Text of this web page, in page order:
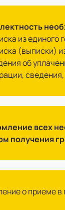
из единого
(выписки)
об
всех
получения
о приеме